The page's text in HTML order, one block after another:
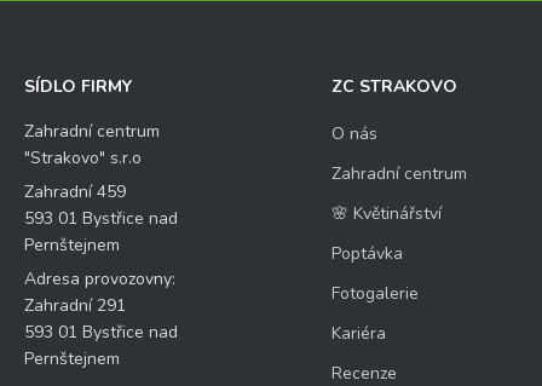
SÍDLO FIRMY
Zahradní centrum
"Strakovo" s.r.o
Zahradní 459
593 01 Bystřice nad
Pernštejnem
Adresa provozovny:
Zahradní 291
593 01 Bystřice nad
Pernštejnem
ZC STRAKOVO
O nás
Zahradní centrum
🌸 Květinářství
Poptávka
Fotogalerie
Kariéra
Recenze